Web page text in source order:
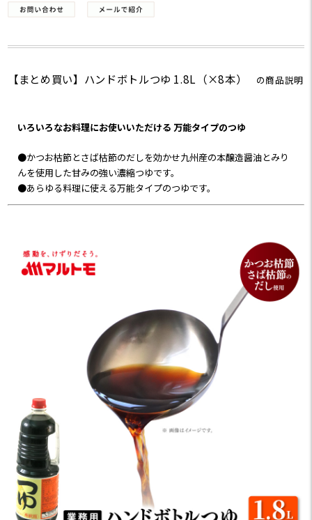
【まとめ買い】ハンドボトルつゆ 1.8L（×8本） の商品説明
いろいろなお料理にお使いいただける 万能タイプのつゆ
●かつお枯節とさば枯節のだしを効かせ九州産の本醸造醤油とみり
んを使用した甘みの強い濃縮つゆです。
●あらゆる料理に使える万能タイプのつゆです。